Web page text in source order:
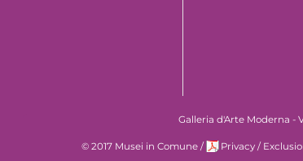
Galleria d'Arte Moderna -
© 2017 Musei in Comune / Privacy /